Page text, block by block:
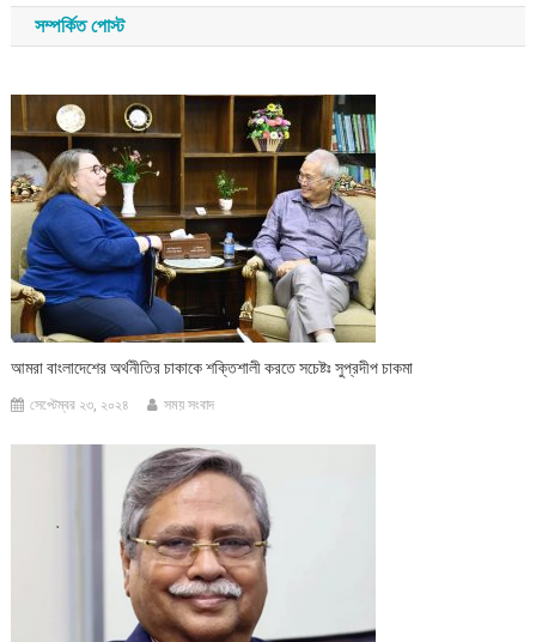
সম্পর্কিত পোস্ট
আমরা বাংলাদেশের অর্থনীতির চাকাকে শক্তিশালী করতে সচেষ্টঃ সুপ্রদীপ চাকমা
সেপ্টেম্বর ২৩, ২০২৪ সময় সংবাদ